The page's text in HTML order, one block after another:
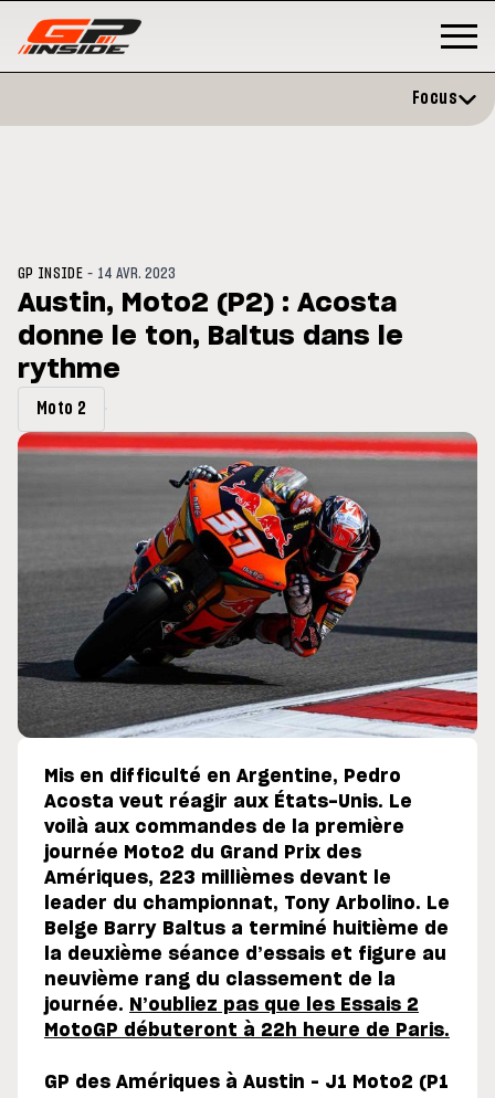
: Horaires et
du GP de Grande-
MOTO GP
Focus
GP INSIDE - 14 AVR. 2023
Austin, Moto2 (P2) : Acosta
donne le ton, Baltus dans le
rythme
Moto 2
Mis en difficulté en Argentine, Pedro
Acosta veut réagir aux États-Unis. Le
voilà aux commandes de la première
journée Moto2 du Grand Prix des
Amériques, 223 millièmes devant le
leader du championnat, Tony Arbolino. Le
Belge Barry Baltus a terminé huitième de
la deuxième séance d’essais et figure au
neuvième rang du classement de la
journée. N’oubliez pas que les Essais 2
MotoGP débuteront à 22h heure de Paris.
GP des Amériques à Austin – J1 Moto2 (P1